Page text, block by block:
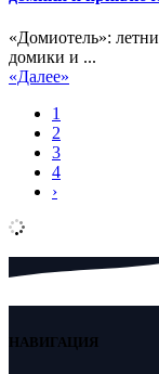
«Домиотель»:
домики и ...
«Далее»
1
2
3
4
›
НАВИГАЦИЯ